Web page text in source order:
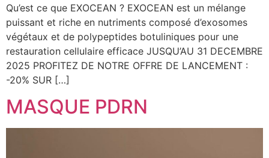
Qu’est ce que EXOCEAN ? EXOCEAN est un mélange
puissant et riche en nutriments composé d’exosomes
végétaux et de polypeptides botuliniques pour une
restauration cellulaire efficace JUSQU’AU 31 DECEMBRE
2025 PROFITEZ DE NOTRE OFFRE DE LANCEMENT :
-20% SUR […]
MASQUE PDRN